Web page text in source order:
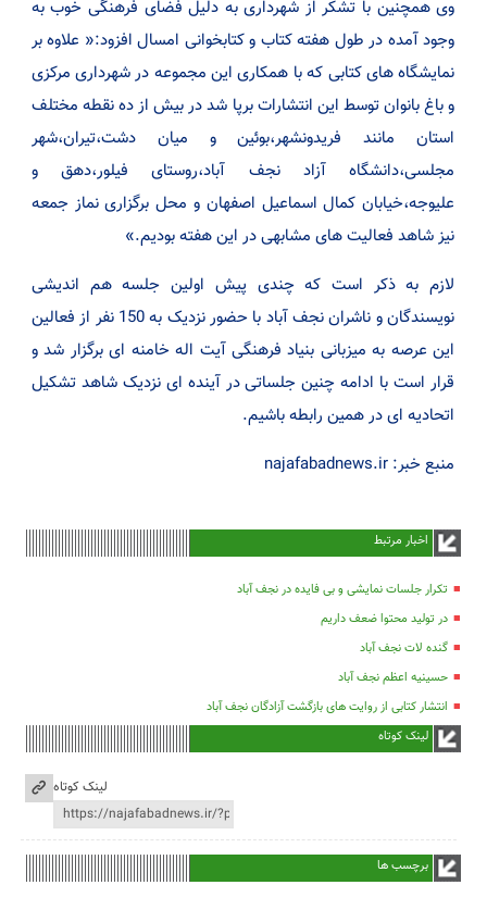
وی همچنین با تشکر از شهرداری به دلیل فضای فرهنگی خوب به
وجود آمده در طول هفته کتاب و کتابخوانی امسال افزود:« علاوه بر
نمایشگاه های کتابی که با همکاری این مجموعه در شهرداری مرکزی
و باغ بانوان توسط این انتشارات برپا شد در بیش از ده نقطه مختلف
استان مانند فریدونشهر،بوئین و میان دشت،تیران،شهر
مجلسی،دانشگاه آزاد نجف آباد،روستای فیلور،دهق و
علیوجه،خیابان کمال اسماعیل اصفهان و محل برگزاری نماز جمعه
نیز شاهد فعالیت های مشابهی در این هفته بودیم.»
لازم به ذکر است که چندی پیش اولین جلسه هم اندیشی
نویسندگان و ناشران نجف آباد با حضور نزدیک به 150 نفر از فعالین
این عرصه به میزبانی بنیاد فرهنگی آیت اله خامنه ای برگزار شد و
قرار است با ادامه چنین جلساتی در آینده ای نزدیک شاهد تشکیل
اتحادیه ای در همین رابطه باشیم.
منبع خبر: najafabadnews.ir
اخبار مرتبط
تکرار جلسات نمایشی و بی فایده در نجف آباد
در تولید محتوا ضعف داریم
گنده لات نجف آباد
حسینیه اعظم نجف آباد
انتشار کتابی از روایت های بازگشت آزادگان نجف آباد
لینک کوتاه
لینک کوتاه
برچسب ها